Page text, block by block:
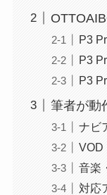
P3
P3
P3
筆者が動
ナビ
VOD
音楽
対応